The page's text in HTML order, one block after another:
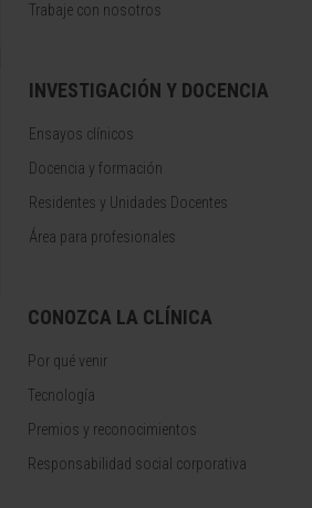
Trabaje con nosotros
INVESTIGACIÓN Y DOCENCIA
Ensayos clínicos
Docencia y formación
Residentes y Unidades Docentes
Área para profesionales
CONOZCA LA CLÍNICA
Por qué venir
Tecnología
Premios y reconocimientos
Responsabilidad social corporativa